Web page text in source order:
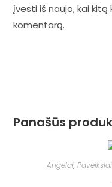
įvesti iš naujo, kai
komentarą.
Panašūs
Angelai,